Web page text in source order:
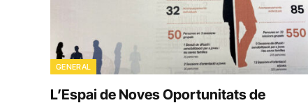
GENERAL
L’Espai de Noves Oportunitats de